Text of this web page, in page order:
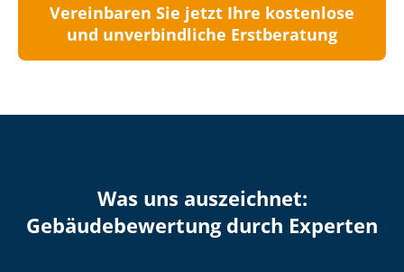
Vereinbaren Sie jetzt Ihre kostenlose
und unverbindliche Erstberatung
Was uns auszeichnet:
Ge­bäu­de­be­wer­tung durch Experten